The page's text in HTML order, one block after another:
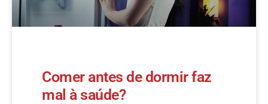
Comer antes de dormir faz
mal à saúde?